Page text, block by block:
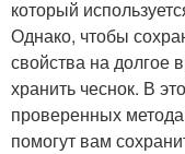
который
Однако, чтобы
свойства на долгое
хранить чеснок. В
проверенных
помогут вам